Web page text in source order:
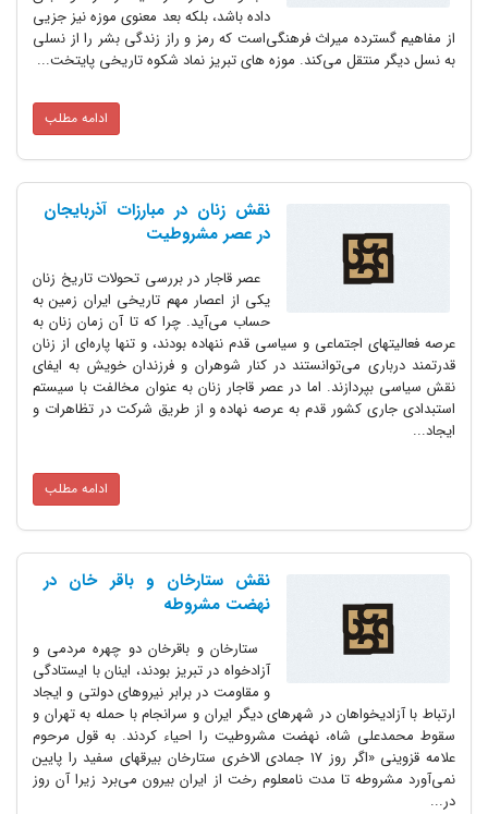
داده باشد، بلکه ب‍‍ع‍د م‍‍ع‍ن‍و‌ی‌ م‍وزه‌ ن‍ی‍ز ج‍زی‍‍ی‌
‌از م‍ف‍‍ا‌ه‍ی‍م‌ گ‍س‍ت‍رده‌ م‍ی‍ر‌اث‌ ف‍ر‌ه‍ن‍گ‍‍ی‌‌اس‍ت‌ ک‍ه‌ رم‍ز و ر‌از زن‍دگ‍‍ی‌ ب‍ش‍ر ر‌ا ‌از ن‍س‍ل‍‍ی‌
ب‍ه‌ ن‍س‍ل‌ دی‍گ‍ر منتقل می‌ک‍ند. م‍وزه‌ ‌ه‍‍ا‌ی‌ ت‍ب‍ری‍ز ن‍م‍‍اد ش‍ک‍وه‌ ت‍‍اری‍خ‍‍ی‌ پ‍‍ای‍ت‍خ‍ت‌...
ادامه مطلب
نقش زنان در مبارزات آذربایجان
در عصر مشروطیت
عصر قاجار در بررسی تحولات تاریخ زنان
یکی از اعصار مهم تاریخی ایران زمین به
حساب می‌آید. چرا که تا آن زمان زنان به
عرصه فعالیتهای اجتماعی و سیاسی قدم ننهاده بودند، و تنها پاره‌ای از زنان
قدرتمند درباری می‌توانستند در کنار شوهران و فرزندان خویش به ایفای
نقش سیاسی بپردازند. اما در عصر قاجار زنان به عنوان مخالفت با سیستم
استبدادی جاری کشور قدم به عرصه نهاده و از طریق شرکت در تظاهرات و
ایجاد...
ادامه مطلب
نقش ستارخان و باقر خان در
نهضت مشروطه
ستارخان و باقرخان دو چهره مردمی و
آزادخواه در تبریز بودند، اینان با ایستادگی
و مقاومت در برابر نیروهای دولتی و ایجاد
ارتباط با آزادیخواهان در شهرهای دیگر ایران و سرانجام با حمله به تهران و
سقوط محمدعلی شاه، نهضت مشروطیت را احیاء کردند. به قول مرحوم
علامه قزوینی «اگر روز 17 جمادی الاخری ستارخان بیرقهای سفید را پایین
نمی‌آورد مشروطه تا مدت نامعلوم رخت از ایران بیرون می‌برد زیرا آن روز
در...